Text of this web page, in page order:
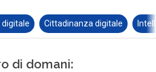
Cittadinanza digitale
di domani: